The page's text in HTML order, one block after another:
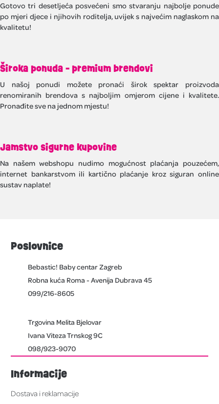
Gotovo tri desetljeća posvećeni smo stvaranju najbolje ponude
po mjeri djece i njihovih roditelja, uvijek s najvećim naglaskom na
kvalitetu!
Široka ponuda - premium brendovi
U našoj ponudi možete pronaći širok spektar proizvoda
renomiranih brendova s najboljim omjerom cijene i kvalitete.
Pronađite sve na jednom mjestu!
Jamstvo sigurne kupovine
Na našem webshopu nudimo mogućnost plaćanja pouzećem,
internet bankarstvom ili kartično plaćanje kroz siguran online
sustav naplate!
Poslovnice
Bebastic! Baby centar Zagreb
Robna kuća Roma - Avenija Dubrava 45
099/216-8605
Trgovina Melita Bjelovar
Ivana Viteza Trnskog 9C
098/923-9070
Informacije
Dostava i reklamacije